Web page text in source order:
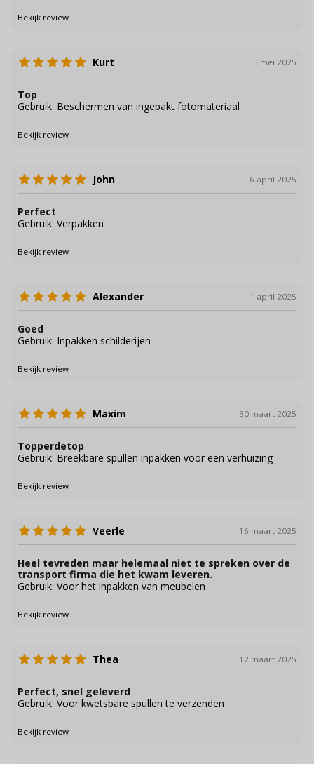
Bekijk review
Kurt 5 mei 2025
Top
Gebruik: Beschermen van ingepakt fotomateriaal
Bekijk review
John 6 april 2025
Perfect
Gebruik: Verpakken
Bekijk review
Alexander 1 april 2025
Goed
Gebruik: Inpakken schilderijen
Bekijk review
Maxim 30 maart 2025
Topperdetop
Gebruik: Breekbare spullen inpakken voor een verhuizing
Bekijk review
Veerle 16 maart 2025
Heel tevreden maar helemaal niet te spreken over de
transport firma die het kwam leveren.
Gebruik: Voor het inpakken van meubelen
Bekijk review
Thea 12 maart 2025
Perfect, snel geleverd
Gebruik: Voor kwetsbare spullen te verzenden
Bekijk review